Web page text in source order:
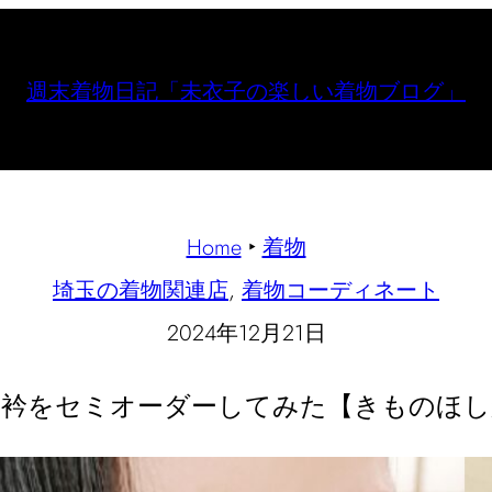
週末着物日記「未衣子の楽しい着物ブログ」
Home ‣ 着物
埼玉の着物関連店, 着物コーディネート
2024年12月21日
をセミオーダーしてみた【きものほ